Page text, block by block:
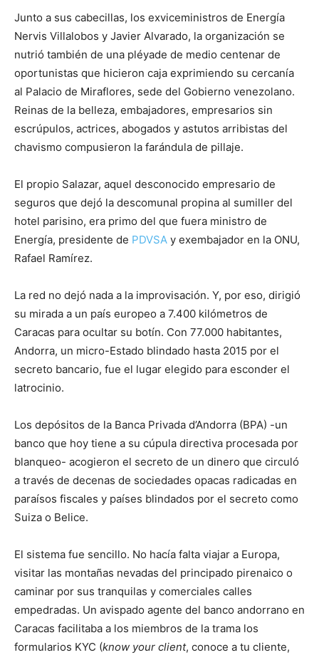
Junto a sus cabecillas, los exviceministros de Energía
Nervis Villalobos y Javier Alvarado, la organización se
nutrió también de una pléyade de medio centenar de
oportunistas que hicieron caja exprimiendo su cercanía
al Palacio de Miraflores, sede del Gobierno venezolano.
Reinas de la belleza, embajadores, empresarios sin
escrúpulos, actrices, abogados y astutos arribistas del
chavismo compusieron la farándula de pillaje.
El propio Salazar, aquel desconocido empresario de
seguros que dejó la descomunal propina al sumiller del
hotel parisino, era primo del que fuera ministro de
Energía, presidente de PDVSA y exembajador en la ONU,
Rafael Ramírez.
La red no dejó nada a la improvisación. Y, por eso, dirigió
su mirada a un país europeo a 7.400 kilómetros de
Caracas para ocultar su botín. Con 77.000 habitantes,
Andorra, un micro-Estado blindado hasta 2015 por el
secreto bancario, fue el lugar elegido para esconder el
latrocinio.
Los depósitos de la Banca Privada d’Andorra (BPA) -un
banco que hoy tiene a su cúpula directiva procesada por
blanqueo- acogieron el secreto de un dinero que circuló
a través de decenas de sociedades opacas radicadas en
paraísos fiscales y países blindados por el secreto como
Suiza o Belice.
El sistema fue sencillo. No hacía falta viajar a Europa,
visitar las montañas nevadas del principado pirenaico o
caminar por sus tranquilas y comerciales calles
empedradas. Un avispado agente del banco andorrano en
Caracas facilitaba a los miembros de la trama los
formularios KYC (know your client, conoce a tu cliente,